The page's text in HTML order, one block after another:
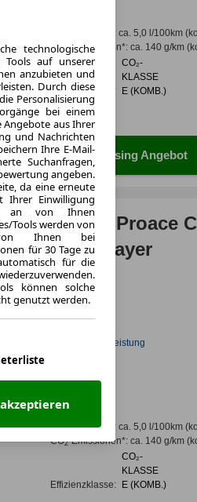
Kraftstoffverbr.¹: ca. 5,0 l/100km
CO2-Emissionen*: ca. 140 g/km
Effizienzklasse:
CO₂-
KLASSE
E (KOMB.)
Zum Leasing Angebot
Toyota Proace
Teamplayer
Jahrliche Fahrleistung
Kraftstoff
Kraftstoffverbr.¹: ca. 5,0 l/100km
CO2-Emissionen*: ca. 140 g/km
Effizienzklasse:
CO₂-
KLASSE
E (KOMB.)
technologische
auf unserer
anzubieten und
Durch diese
Personalisierung
bei einem
Angebote aus Ihrer
und Nachrichten
Ihre E-Mail-
Suchanfragen,
angeben.
da eine erneute
Ihrer Einwilligung
an von Ihnen
Tools werden von
Ihnen bei
für 30 Tage zu
für die
können solche
genutzt werden.